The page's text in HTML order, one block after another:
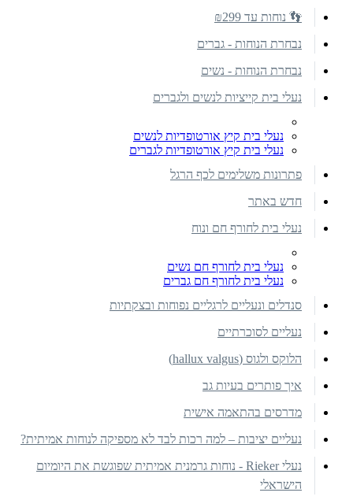
👣 נוחות עד ₪299
נבחרת הנוחות - גברים
נבחרת הנוחות - נשים
נעלי בית קייציות לנשים ולגברים
נעלי בית קיץ אורטופדיות לנשים
נעלי בית קיץ אורטופדיות לגברים
פתרונות משלימים לכף הרגל
חדש באתר
נעלי בית לחורף חם ונוח
נעלי בית לחורף חם נשים
נעלי בית לחורף חם גברים
סנדלים ונעליים לרגליים נפוחות ובצקתיות
נעליים לסוכרתיים
הלוקס ולגוס (hallux valgus)
איך פותרים בעיות גב
מדרסים בהתאמה אישית
נעליים יציבות – למה רכות לבד לא מספיקה לנוחות אמיתית?
נעלי Rieker - נוחות גרמנית אמיתית שפוגשת את היומיום
הישראלי